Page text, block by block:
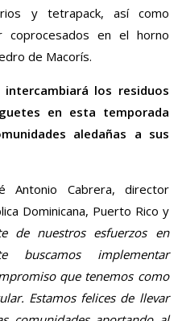
y tetrapack, así como
en el horno
de Macorís.
los residuos
en esta temporada
aledañas a sus
Antonio Cabrera, director
Dominicana, Puerto Rico y
de nuestros esfuerzos en
buscamos implementar
que tenemos como
Estamos felices de llevar